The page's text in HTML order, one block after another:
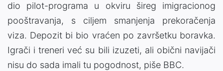
dio pilot-programa u okviru šireg imigracionog
pooštravanja, s ciljem smanjenja prekoračenja
viza. Depozit bi bio vraćen po završetku boravka.
Igrači i treneri već su bili izuzeti, ali obični navijači
nisu do sada imali tu pogodnost, piše BBC.